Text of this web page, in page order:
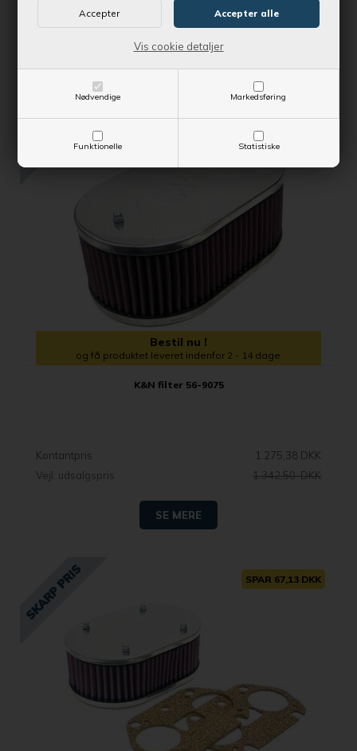
Nødvendige Markedsføring
Funktionelle Statistiske
Vis cookie detaljer
Vejl. udsalgspris
1.178,75 DKK
SE MERE
SPAR 67,13 DKK
Bestil nu !
og få produktet leveret indenfor 2 - 14 dage
K&N filter 56-9075
Kontantpris
1.275,38 DKK
Vejl. udsalgspris
1.342,50 DKK
SE MERE
SPAR 67,13 DKK